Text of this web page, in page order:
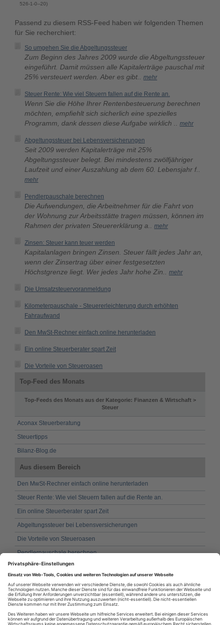
526-1-0--20)
Passend zu diesem RSS-Feed haben wir folgenden Themen
für Sie recherchiert:
So umgehen Sie die Abgeltungssteuer
Zum Beginn des Jahres 2009 wurde die Abgeltungssteuer
eingeführt. Damit müssen alle Kapitalerträge pauschal mit
25% versteuert werden. Aber es gibt.. mehr
Steuer Rente: Wie viel Steuern fallen auf die Rente an.
Wenn Sie die Höhe Ihrer Rentenbesteuerung berechnen
möchten, empfiehlt sich sicherlich eine spezielles
Programm, dank dessen diese Aufgabe wirklich .. mehr
Abgeltungssteuer bei Lebensversicherungen
Seit 2009 werden Kapitalerträge mit 25%
Abgeltungssteuer belegt. Bei mindestens zwölfjähriger
Laufzeit und einer Auszahlung ab dem 60. Lebensjahr f..
mehr
Pendlerpauschale berechnen
Die Aufwendungen, die Arbeitnehmer für die Fahrt von
der Wohnung zur Arbeitsstätte tragen müssen, können im
Rahmen der privaten Steuererklärung a.. mehr
Zinsen: Steuer kann teuer werden
Kapitalanlagen bringen Zinsen. Steuer fällt jedes Jahr an,
wenn der Zinsertrag über einer festgesetzten
Höchstgrenze liegt. Wer jedes Jahr hohe Zin.. mehr
Die Umsatzsteuervoranmeldung
Kilometerpauschale - Steuererleichterung durch erhöhten
Fahraufwand
Den MwSt-Rechner einfach online herunterladen
Ein online Steuerberater spart Zeit
Die Vorteile von Steueroasen
Top-Feed des Monats
Top-Feeds des Monats aus der Kategorie: Finanzen & Wirtschaft >
Steuer
Aconax Steuerberatung
Steuertipps
Bilanz-Blog.de
Aus diesem Bereich
Den MwSt-Rechner einfach online herunterladen
Steuer Rente: Wie viel Steuern fallen auf die Rente an.
Ein online Steuerberater spart Zeit
Abgeltungssteuer bei Lebensversicherungen
Die Vorteile von Steueroasen
Pendlerpauschale berechnen
Zinsen: Steuer kann teuer werden
Kilometerpauschale - Steuererleichterung durch erhöhten
Fahraufwand
So umgehen Sie die Abgeltungssteuer